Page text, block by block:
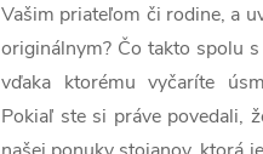
Vašim priateľom či rodine, a
originálnym? Čo takto spolu
vďaka ktorému vyčaríte
Pokiaľ ste si práve povedali,